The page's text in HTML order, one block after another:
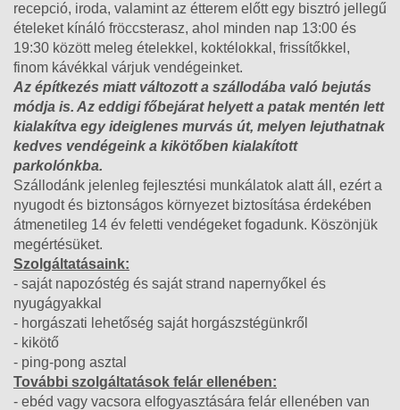
recepció, iroda, valamint az étterem előtt egy bisztró jellegű
ételeket kínáló fröccsterasz, ahol minden nap 13:00 és
19:30 között meleg ételekkel, koktélokkal, frissítőkkel,
finom kávékkal várjuk vendégeinket.
Az építkezés miatt változott a szállodába való bejutás
módja is. Az eddigi főbejárat helyett a patak mentén lett
kialakítva egy ideiglenes murvás út, melyen lejuthatnak
kedves vendégeink a kikötőben kialakított
parkolónkba.
Szállodánk jelenleg fejlesztési munkálatok alatt áll, ezért a
nyugodt és biztonságos környezet biztosítása érdekében
átmenetileg 14 év feletti vendégeket fogadunk. Köszönjük
megértésüket.
Szolgáltatásaink:
- saját napozóstég és saját strand napernyőkel és
nyugágyakkal
- horgászati lehetőség saját horgászstégünkről
- kikötő
- ping-pong asztal
További szolgáltatások felár ellenében:
- ebéd vagy vacsora elfogyasztására felár ellenében van